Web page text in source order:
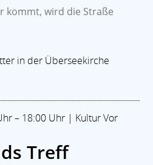
kommt, wird die Straße
in der Überseekirche
– 18:00 Uhr | Kultur Vor
Treff